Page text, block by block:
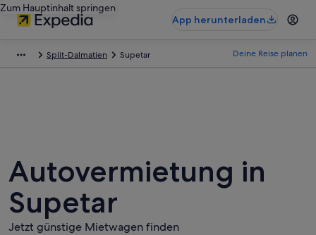
Zum Hauptinhalt springen
App herunterladen
Split-Dalmatien Supetar Deine Reise planen
Autovermietung in
Supetar
Jetzt günstige Mietwagen finden